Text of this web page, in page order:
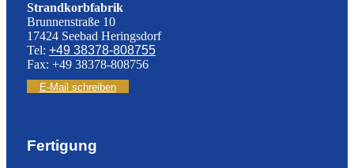
Strandkorbfabrik
Brunnenstraße 10
17424 Seebad Heringsdorf
Tel: +49 38378-808755
Fax: +49 38378-808756
E-Mail schreiben
Fertigung